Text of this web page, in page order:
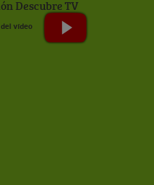
Descubre TV